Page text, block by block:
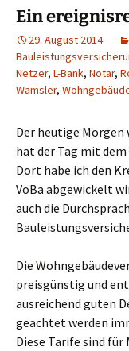
Ein
29. August 2014
Netzer, L-Bank, Notar,
Wamsler,
Der heutige
hat der Tag mit
Dort habe ich den
VoBa abgewickelt
auch die
Die
preisgünstig und
ausreichend guten
geachtet werden
Diese Tarife sind